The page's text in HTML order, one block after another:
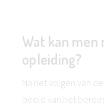
Wat kan men
opleiding?
Na het volgen van
beeld van het